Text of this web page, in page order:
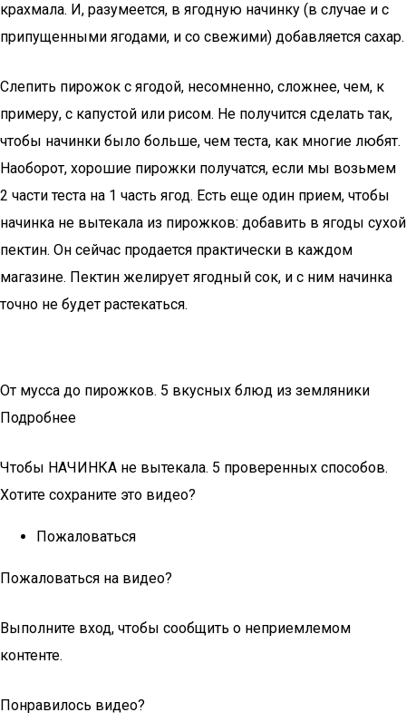
крахмала. И, разумеется, в ягодную начинку (в случае и с
припущенными ягодами, и со свежими) добавляется сахар.
Слепить пирожок с ягодой, несомненно, сложнее, чем, к
примеру, с капустой или рисом. Не получится сделать так,
чтобы начинки было больше, чем теста, как многие любят.
Наоборот, хорошие пирожки получатся, если мы возьмем
2 части теста на 1 часть ягод. Есть еще один прием, чтобы
начинка не вытекала из пирожков: добавить в ягоды сухой
пектин. Он сейчас продается практически в каждом
магазине. Пектин желирует ягодный сок, и с ним начинка
точно не будет растекаться.
От мусса до пирожков. 5 вкусных блюд из земляники
Подробнее
Чтобы НАЧИНКА не вытекала. 5 проверенных способов.
Хотите сохраните это видео?
Пожаловаться
Пожаловаться на видео?
Выполните вход, чтобы сообщить о неприемлемом
контенте.
Понравилось видео?